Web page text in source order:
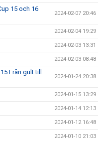
15 och 16
2024-02-07 20:46
2024-02-04 19:29
2024-02-03 13:31
2024-02-03 08:48
Från gult till
2024-01-24 20:38
2024-01-15 13:29
2024-01-14 12:13
2024-01-12 16:48
2024-01-10 21:03